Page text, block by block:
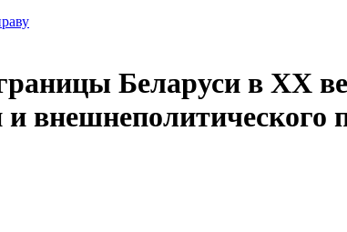
Беларуси в XX
внешнеполитического